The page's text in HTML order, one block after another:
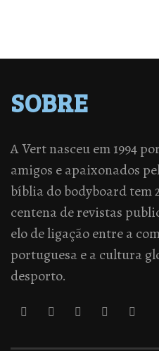
SOBRE
A Vert nasceu em 1994
amigos e apaixonados
bíblia do bodyboard tem
centena de revistas
elo de ligação entre a
portuguesa e a cultura
desporto.